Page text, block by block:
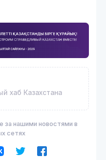
хаб Казахстана
за нашими новостями в
сетях